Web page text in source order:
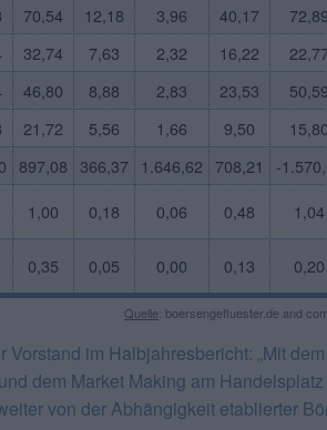
70,54 12,18 3,96 40,17 72,89
32,74 7,63 2,32 16,22
46,80 8,88 2,83 23,53 50,59
21,72 5,56 1,66 9,50 15,80
897,08 366,37 1.646,62 708,21 -
1,00 0,18 0,06 0,48 1,04
0,35 0,05 0,00 0,13 0,20
Quelle: boersengefluester.de and
Vorstand im Halbjahresbericht: „Mit dem
dem Market Making am Handelsplatz
von der Abhängigkeit etablierter